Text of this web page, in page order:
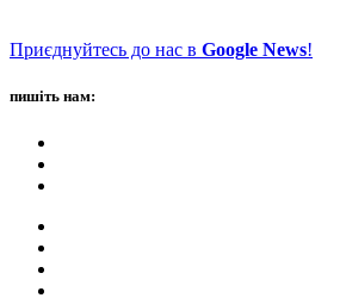
Приєднуйтесь до нас в Google News!
пишіть нам: